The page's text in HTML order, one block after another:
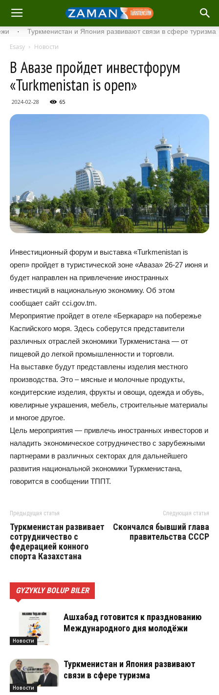
Туркменистан и Япония развивают связи в сфере туризма ·
Esasy Новости
В Авазе пройдет инвестфорум
«Turkmenistan is open»
2024-02-28 65
Инвестиционный форум и выставка «Turkmenistan is
open» пройдет в туристической зоне «Аваза» 26-27 июня и
будет направлен на привлечение иностранных
инвестиций в национальную экономику. Об этом
сообщает сайт cci.gov.tm.
Мероприятие пройдет в отеле «Беркарар» на побережье
Каспийского моря. Здесь соберутся представители
различных отраслей экономики Туркменистана — от
пищевой до легкой промышленности и торговли.
На выставке будут представлены изделия местного
производства. Это – мясные и молочные продукты,
кондитерские изделия, фрукты и овощи, одежда и обувь,
ювелирные украшения, мебель, строительные материалы
и многое другое.
Цель мероприятия — привлечь иностранных инвесторов и
наладить экономическое сотрудничество с зарубежными
партнерами в различных секторах для дальнейшего
развития национальной экономики Туркменистана,
говорится в сообщении ТППТ.
Предыдущая статья
Туркменистан развивает
сотрудничество с
федерацией конного
спорта Казахстана
Следующая статья
Скончался бывший глава
правительства СССР
GYZYKLY BOLUP BILER
Новости
Ашхабад готовится к празднованию
Международного дня молодёжи
Новости
Туркменистан и Япония развивают
связи в сфере туризма